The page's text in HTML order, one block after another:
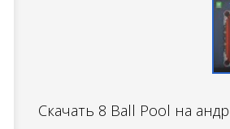
Скачать 8 Ball Pool на